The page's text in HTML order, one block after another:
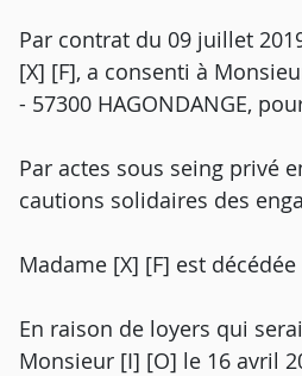
Par contrat du 09 juillet
[X] [F], a consenti à
- 57300 HAGONDANGE,
Par actes sous seing privé
cautions solidaires des
Madame [X] [F] est
En raison de loyers qui
Monsieur [I] [O] le 16 avril